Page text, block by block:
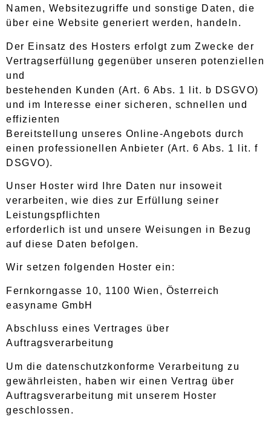
Namen, Websitezugriffe und sonstige Daten, die
über eine Website generiert werden, handeln.
Der Einsatz des Hosters erfolgt zum Zwecke der
Vertragserfüllung gegenüber unseren potenziellen
und
bestehenden Kunden (Art. 6 Abs. 1 lit. b DSGVO)
und im Interesse einer sicheren, schnellen und
effizienten
Bereitstellung unseres Online-Angebots durch
einen professionellen Anbieter (Art. 6 Abs. 1 lit. f
DSGVO).
Unser Hoster wird Ihre Daten nur insoweit
verarbeiten, wie dies zur Erfüllung seiner
Leistungspflichten
erforderlich ist und unsere Weisungen in Bezug
auf diese Daten befolgen.
Wir setzen folgenden Hoster ein:
Fernkorngasse 10, 1100 Wien, Österreich
easyname GmbH
Abschluss eines Vertrages über
Auftragsverarbeitung
Um die datenschutzkonforme Verarbeitung zu
gewährleisten, haben wir einen Vertrag über
Auftragsverarbeitung mit unserem Hoster
geschlossen.